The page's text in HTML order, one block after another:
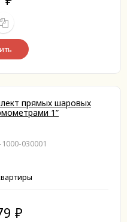
прямых шаровых
1”
030001
₽